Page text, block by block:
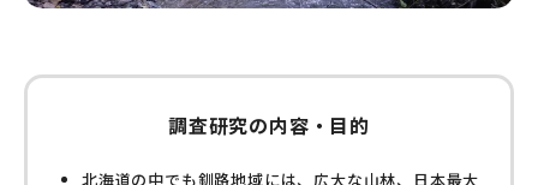
調査研究の内容・目的
北海道の中でも釧路地域には、広大な山林、日本最大